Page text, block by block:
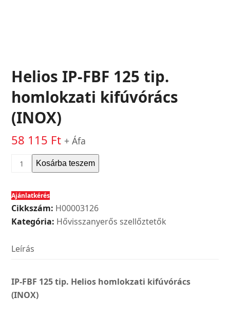
Helios IP-FBF 125 tip.
homlokzati kifúvórács
(INOX)
58 115 Ft + Áfa
Helios
125
tip.
homlokzati
(INOX)
Kosárba teszem
Ajánlatkérés
Cikkszám: H00003126
Kategória: Hővisszanyerős szellőztetők
Leírás
IP-FBF 125 tip. Helios homlokzati kifúvórács
(INOX)